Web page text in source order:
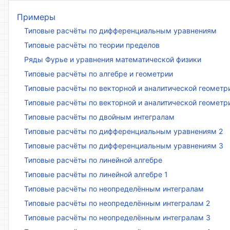
Примеры
Типовые расчёты по дифференциальным уравнениям
Типовые расчёты по теории пределов
Ряды Фурье и уравнения математической физики
Типовые расчёты по алгебре и геометрии
Типовые расчёты по векторной и аналитической
Типовые расчёты по векторной и аналитической
Типовые расчёты по двойным интегралам
Типовые расчёты по дифференциальным уравнениям 2
Типовые расчёты по дифференциальным уравнениям 3
Типовые расчёты по линейной алгебре
Типовые расчёты по линейной алгебре 1
Типовые расчёты по неопределённым интегралам
Типовые расчёты по неопределённым интегралам 2
Типовые расчёты по неопределённым интегралам 3